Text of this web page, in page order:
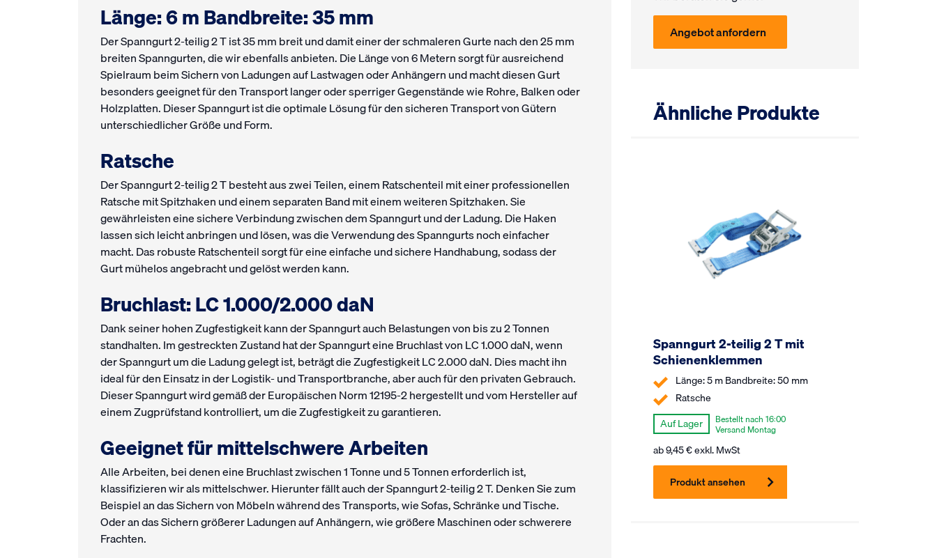
Länge: 6 m Bandbreite: 35 mm
Der Spanngurt 2-teilig 2 T ist 35 mm breit und damit einer der schmaleren Gurte nach den 25 mm
breiten Spanngurten, die wir ebenfalls anbieten. Die Länge von 6 Metern sorgt für ausreichend
Spielraum beim Sichern von Ladungen auf Lastwagen oder Anhängern und macht diesen Gurt
besonders geeignet für den Transport langer oder sperriger Gegenstände wie Rohre, Balken oder
Holzplatten. Dieser Spanngurt ist die optimale Lösung für den sicheren Transport von Gütern
unterschiedlicher Größe und Form.
Ratsche
Der Spanngurt 2-teilig 2 T besteht aus zwei Teilen, einem Ratschenteil mit einer professionellen
Ratsche mit Spitzhaken und einem separaten Band mit einem weiteren Spitzhaken. Sie
gewährleisten eine sichere Verbindung zwischen dem Spanngurt und der Ladung. Die Haken
lassen sich leicht anbringen und lösen, was die Verwendung des Spanngurts noch einfacher
macht. Das robuste Ratschenteil sorgt für eine einfache und sichere Handhabung, sodass der
Gurt mühelos angebracht und gelöst werden kann.
Bruchlast: LC 1.000/2.000 daN
Dank seiner hohen Zugfestigkeit kann der Spanngurt auch Belastungen von bis zu 2 Tonnen
standhalten. Im gestreckten Zustand hat der Spanngurt eine Bruchlast von LC 1.000 daN, wenn
der Spanngurt um die Ladung gelegt ist, beträgt die Zugfestigkeit LC 2.000 daN. Dies macht ihn
ideal für den Einsatz in der Logistik- und Transportbranche, aber auch für den privaten Gebrauch.
Dieser Spanngurt wird gemäß der Europäischen Norm 12195-2 hergestellt und vom Hersteller auf
einem Zugprüfstand kontrolliert, um die Zugfestigkeit zu garantieren.
Geeignet für mittelschwere Arbeiten
Alle Arbeiten, bei denen eine Bruchlast zwischen 1 Tonne und 5 Tonnen erforderlich ist,
klassifizieren wir als mittelschwer. Hierunter fällt auch der Spanngurt 2-teilig 2 T. Denken Sie zum
Beispiel an das Sichern von Möbeln während des Transports, wie Sofas, Schränke und Tische.
Oder an das Sichern größerer Ladungen auf Anhängern, wie größere Maschinen oder schwerere
Frachten.
Angebot anfordern
Ähnliche Produkte
Spanngurt 2-teilig 2 T mit
Schienenklemmen
Länge: 5 m Bandbreite: 50 mm
Ratsche
Auf Lager
Bestellt nach 16:00
Versand Montag
ab9,45€exkl. MwSt
Produkt ansehen